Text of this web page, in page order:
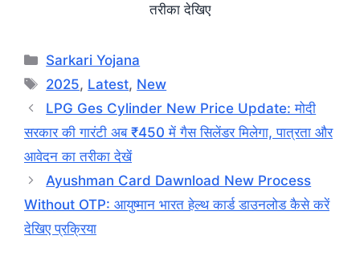
तरीका देखिए
Categories
Sarkari Yojana
Tags
2025, Latest, New
LPG Ges Cylinder New Price Update: मोदी
सरकार की गारंटी अब ₹450 में गैस सिलेंडर मिलेगा, पात्रता और
आवेदन का तरीका देखें
Ayushman Card Dawnload New Process
Without OTP: आयुष्मान भारत हेल्थ कार्ड डाउनलोड कैसे करें
देखिए प्रक्रिया